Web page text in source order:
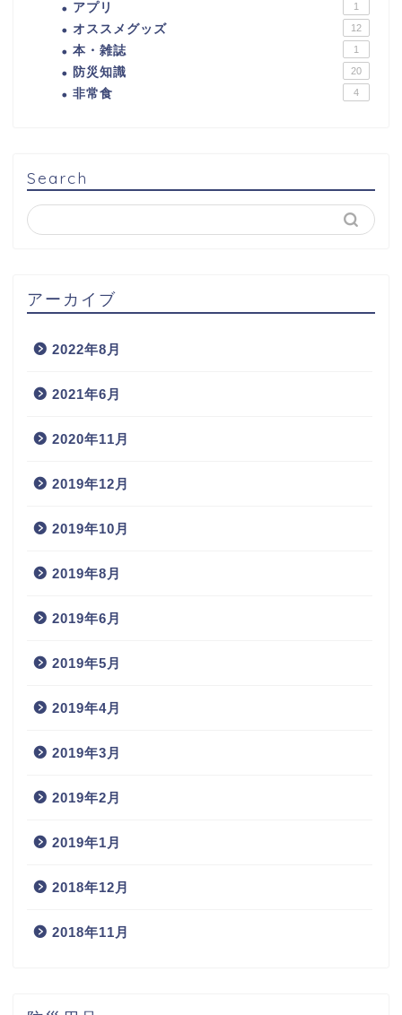
アプリ 1
オススメグッズ 12
本・雑誌 1
防災知識 20
非常食 4
Search
アーカイブ
2022年8月
2021年6月
2020年11月
2019年12月
2019年10月
2019年8月
2019年6月
2019年5月
2019年4月
2019年3月
2019年2月
2019年1月
2018年12月
2018年11月